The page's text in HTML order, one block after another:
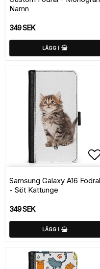
Namn
349 SEK
LÄGG I
Samsung Galaxy A16 Fodral
- Söt Kattunge
349 SEK
LÄGG I